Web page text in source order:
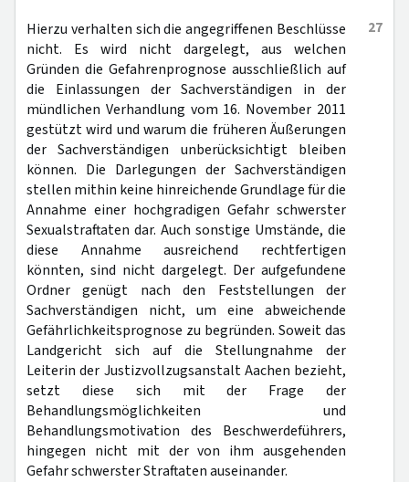
27
Hierzu verhalten sich die angegriffenen Beschlüsse
nicht. Es wird nicht dargelegt, aus welchen
Gründen die Gefahrenprognose ausschließlich auf
die Einlassungen der Sachverständigen in der
mündlichen Verhandlung vom 16. November 2011
gestützt wird und warum die früheren Äußerungen
der Sachverständigen unberücksichtigt bleiben
können. Die Darlegungen der Sachverständigen
stellen mithin keine hinreichende Grundlage für die
Annahme einer hochgradigen Gefahr schwerster
Sexualstraftaten dar. Auch sonstige Umstände, die
diese Annahme ausreichend rechtfertigen
könnten, sind nicht dargelegt. Der aufgefundene
Ordner genügt nach den Feststellungen der
Sachverständigen nicht, um eine abweichende
Gefährlichkeitsprognose zu begründen. Soweit das
Landgericht sich auf die Stellungnahme der
Leiterin der Justizvollzugsanstalt Aachen bezieht,
setzt diese sich mit der Frage der
Behandlungsmöglichkeiten und
Behandlungsmotivation des Beschwerdeführers,
hingegen nicht mit der von ihm ausgehenden
Gefahr schwerster Straftaten auseinander.